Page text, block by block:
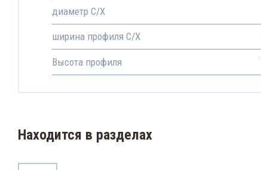
диаметр С/Х
ширина профиля С/Х
Высота профиля
Находится в разделах